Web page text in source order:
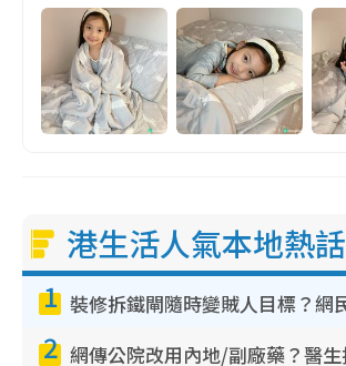
港生活人氣本地熱話
1
2